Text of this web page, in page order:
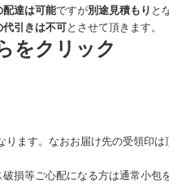
配達は可能ですが別途見積もり と
代引きは不可とさせて頂きます。
をクリック
ます。なおお届け先の受領印は
損等ご心配になる方は通常小包